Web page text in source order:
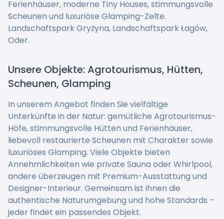
Ferienhäuser, moderne Tiny Houses, stimmungsvolle
Scheunen und luxuriöse Glamping-Zelte.
Landschaftspark Gryżyna, Landschaftspark Łagów,
Oder.
Unsere Objekte: Agrotourismus, Hütten,
Scheunen, Glamping
In unserem Angebot finden Sie vielfältige
Unterkünfte in der Natur: gemütliche Agrotourismus-
Höfe, stimmungsvolle Hütten und Ferienhäuser,
liebevoll restaurierte Scheunen mit Charakter sowie
luxuriöses Glamping. Viele Objekte bieten
Annehmlichkeiten wie private Sauna oder Whirlpool,
andere überzeugen mit Premium-Ausstattung und
Designer-Interieur. Gemeinsam ist ihnen die
authentische Naturumgebung und hohe Standards –
jeder findet ein passendes Objekt.